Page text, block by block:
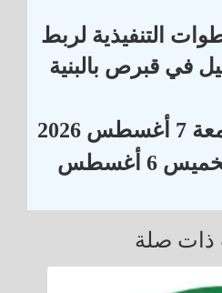
التنفيذية لربط
في قبرص بالبنية
أسعار اللحوم اليوم الخميس 6 أغسطس
صلة